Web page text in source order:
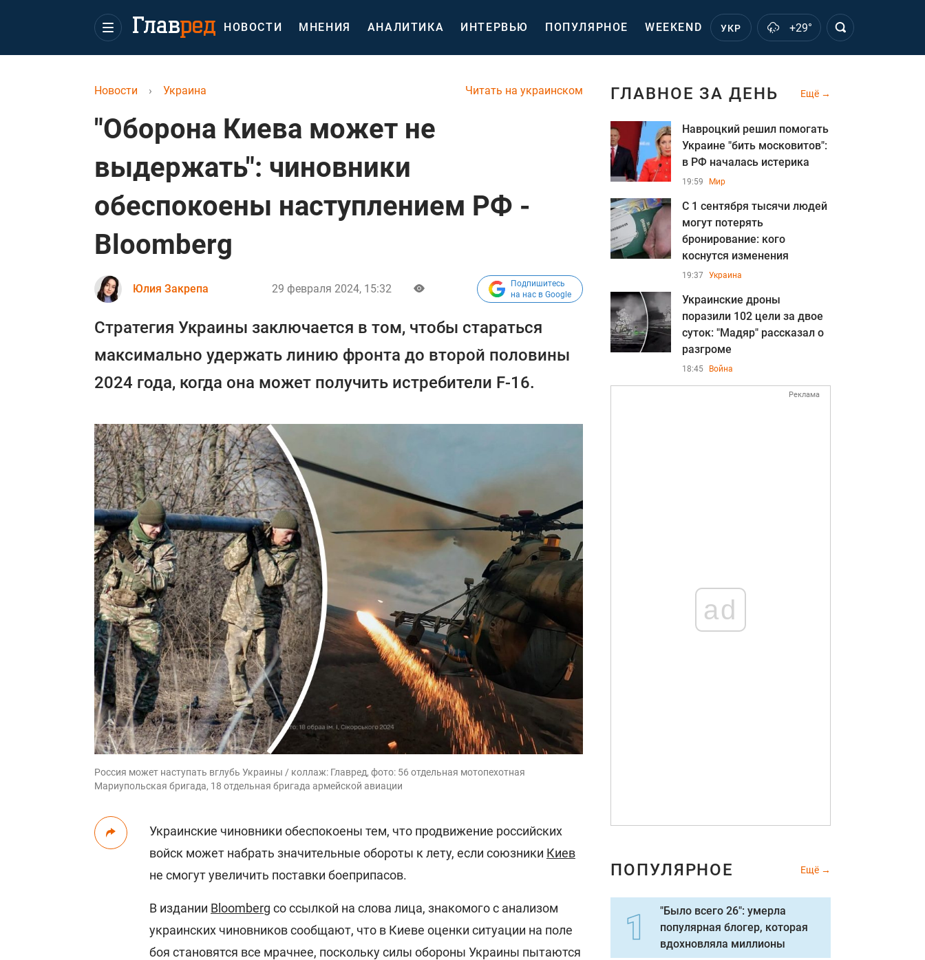
НОВОСТИ МНЕНИЯ АНАЛИТИКА ИНТЕРВЬЮ ПОПУЛЯРНОЕ WEEKEND УКР +29°
Читать на украинском
Новости › Украина
"Оборона Киева может не
выдержать": чиновники
обеспокоены наступлением РФ -
Bloomberg
Юлия Закрепа 29 февраля 2024, 15:32
Подпишитесь
на нас в Google
Стратегия Украины заключается в том, чтобы стараться
максимально удержать линию фронта до второй половины
2024 года, когда она может получить истребители F-16.
Россия может наступать вглубь Украины / коллаж: Главред, фото: 56 отдельная мотопехотная
Мариупольская бригада, 18 отдельная бригада армейской авиации
Украинские чиновники обеспокоены тем, что продвижение российских
войск может набрать значительные обороты к лету, если союзники Киев
не смогут увеличить поставки боеприпасов.
В издании Bloomberg со ссылкой на слова лица, знакомого с анализом
украинских чиновников сообщают, что в Киеве оценки ситуации на поле
боя становятся все мрачнее, поскольку силы обороны Украины пытаются
ГЛАВНОЕ ЗА ДЕНЬ Ещё
Навроцкий решил помогать
Украине "бить московитов":
в РФ началась истерика
19:59 Мир
С 1 сентября тысячи людей
могут потерять
бронирование: кого
коснутся изменения
19:37 Украина
Украинские дроны
поразили 102 цели за двое
суток: "Мадяр" рассказал о
разгроме
18:45 Война
Реклама
ad
ПОПУЛЯРНОЕ Ещё
"Было всего 26": умерла
популярная блогер, которая
вдохновляла миллионы